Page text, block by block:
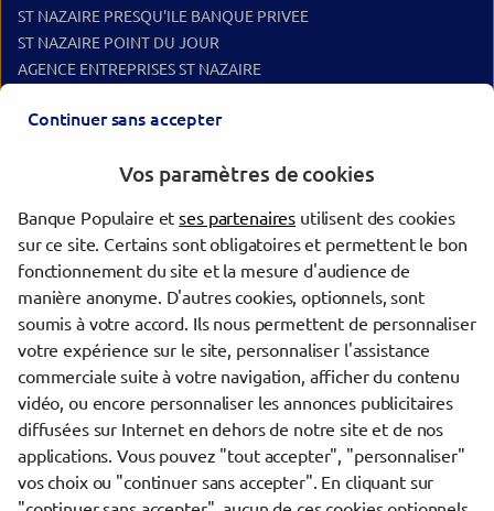
ST NAZAIRE PRESQU'ILE BANQUE PRIVEE
ST NAZAIRE POINT DU JOUR
AGENCE ENTREPRISES ST NAZAIRE
ST NAZAIRE PRESQU''ILE BANQUE PRIVEE CM
ST NAZAIRE OCEANE
Les agences Banque Populaire dans les villes à proximité
Saint-Nazaire
Vannes
Trouver une agence Banque Populaire
Loire-Atlantique
La Turballe
LA TURBALLE
Continuer sans accepter
Vos paramètres de cookies
Banque Populaire etses partenaires utilisent des cookies
sur ce site. Certains sont obligatoires et permettent le bon
fonctionnement du site et la mesure d'audience de
manière anonyme. D'autres cookies, optionnels, sont
soumis à votre accord. Ils nous permettent de personnaliser
votre expérience sur le site, personnaliser l'assistance
commerciale suite à votre navigation, afficher du contenu
vidéo, ou encore personnaliser les annonces publicitaires
diffusées sur Internet en dehors de notre site et de nos
applications. Vous pouvez "tout accepter", "personnaliser"
vos choix ou "continuer sans accepter". En cliquant sur